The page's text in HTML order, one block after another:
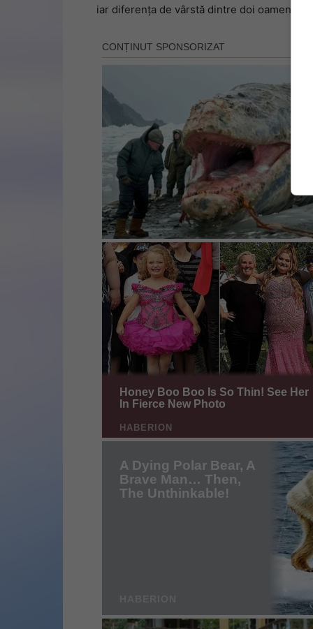
iar diferența de vârstă dintre doi oameni